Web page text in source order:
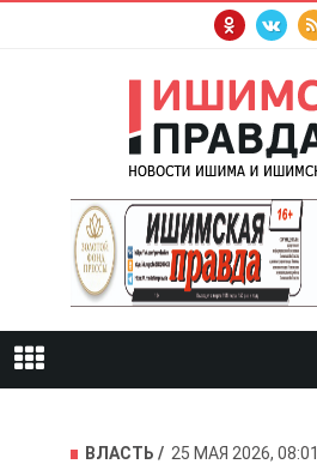
ВЛАСТЬ 25 МАЯ 2026, 08:01